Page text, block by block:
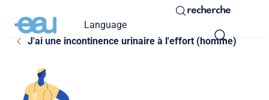
Language
recherche
J'ai une incontinence urinaire à l'effort (homme)